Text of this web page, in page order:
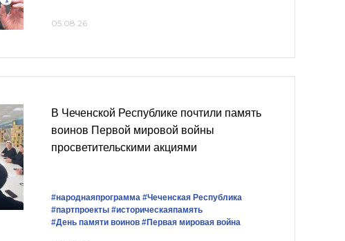
05.08.26
В Чеченской Республике почтили память
воинов Первой мировой войны
просветительскими акциями
#народнаяпрограмма #Чеченская Республика
#партпроекты #историческаяпамять
#День памяти воинов #Первая мировая война